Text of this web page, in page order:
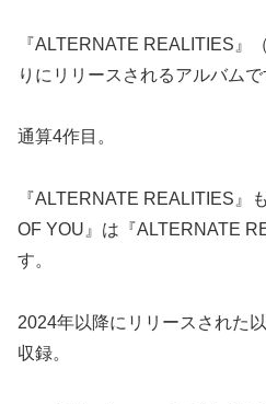
『ALTERNATE REALITIES』
りにリリースされるアルバムで
通算4作目。
『ALTERNATE REALITIES』
OF YOU』は『ALTERNATE
す。
2024年以降にリリースされた
収録。